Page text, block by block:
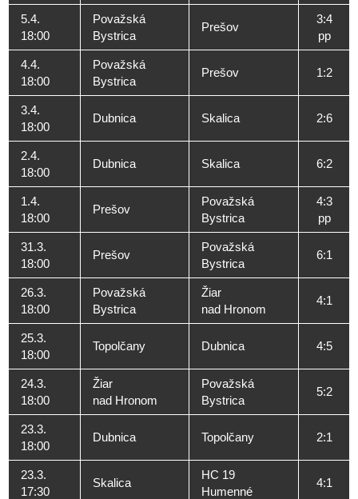
5.4.
18:00
Považská
Bystrica
Prešov
3:4
pp
4.4.
18:00
Považská
Bystrica
Prešov 1:2
3.4.
18:00
Dubnica Skalica 2:6
2.4.
18:00
Dubnica Skalica 6:2
1.4.
18:00
Prešov
Považská
Bystrica
4:3
pp
31.3.
18:00
Prešov
Považská
Bystrica
6:1
26.3.
18:00
Považská
Bystrica
Žiar
nad Hronom
4:1
25.3.
18:00
Topolčany Dubnica 4:5
24.3.
18:00
Žiar
nad Hronom
Považská
Bystrica
5:2
23.3.
18:00
Dubnica Topolčany 2:1
23.3.
17:30
Skalica
HC 19
Humenné
4:1